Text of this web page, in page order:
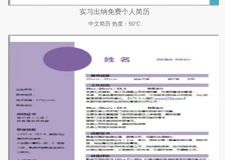
实习出纳免费个人简历
中文简历 热度：50°C